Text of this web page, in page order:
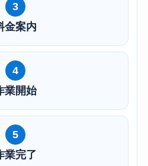
3
金案内
4
業開始
5
業完了